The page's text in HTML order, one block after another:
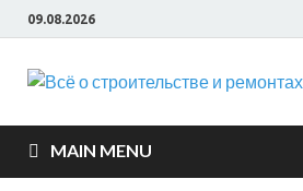
09.08.2026
MAIN MENU